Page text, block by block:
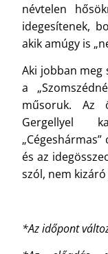
névtelen
idegesítenek,
akik amúgy is
Aki jobban meg
a
műsoruk. Az
Gergellyel
és az
szól, nem
*Az időpont